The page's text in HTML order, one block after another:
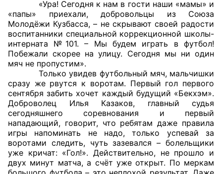
Общественные советы при территориальных
органах федеральных органов
исполнительной власти
Общественные советы по проведению
независимой оценки качества условий
оказания услуг
О Палате
Структура Палаты
Комиссии
Экспертный совет ОП КО
«Ура! Сегодня к нам в гости наши «мамы» и
«папы» приехали, добровольцы из Союза
Молодёжи Кузбасса, – не скрывают своей радости
воспитанники специальной коррекционной школы-
интерната №101. – Мы будем играть в футбол!
Побежали скорее на улицу. Сегодня мы ни один
мяч не пропустим».
Только увидев футбольный мяч, мальчишки
сразу же рвутся к воротам. Первый гол первого
сентября забить хочет каждый будущий «Бекхэм».
Доброволец Илья Казаков, главный судья
сегодняшнего соревнования и первый
нападающий, говорит, что ребятам даже правила
игры напоминать не надо, только успевай за
воротами следить, чуть зазевался – болельщики
уже кричат: «Гол!». Действительно, не прошло и
двух минут матча, а счёт уже открыт. По меркам